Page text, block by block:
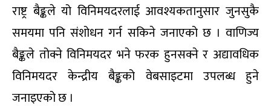
राष्ट्र बैङ्कले यो विनिमयदरलाई आवश्यकतानुसार जुनसुकै
समयमा पनि संशोधन गर्न सकिने जनाएको छ । वाणिज्य
बैङ्कले तोक्ने विनिमयदर भने फरक हुनसक्ने र अद्यावधिक
विनिमयदर केन्द्रीय बैङ्कको वेबसाइटमा उपलब्ध हुने
जनाइएको छ ।